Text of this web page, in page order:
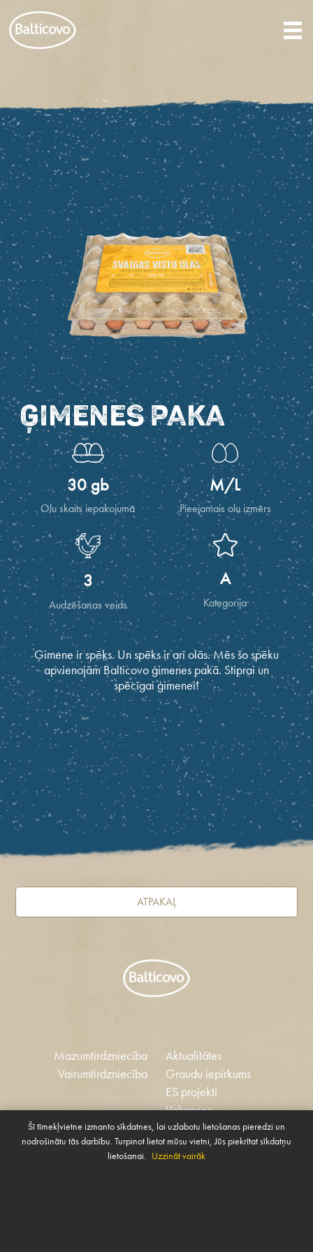
ĢIMENES PAKA
30 gb
Olu skaits iepakojumā
M/L
Pieejamais olu izmērs
3
Audzēšanas veids
A
Kategorija
Ģimene ir spēks. Un spēks ir arī olās. Mēs šo spēku
apvienojām Balticovo ģimenes pakā. Stiprai un
spēcīgai ģimenei!
ATPAKAĻ
Mazumtirdzniecība
Vairumtirdzniecība
Sīkdatnes
Aktualitātes
Graudu iepirkums
ES projekti
Vakances
Ētikas kodekss
Sabiedrības atbalsta
Šī tīmekļvietne izmanto sīkdatnes, lai uzlabotu lietošanas pieredzi un
nodrošinātu tās darbību. Turpinot lietot mūsu vietni, Jūs piekrītat sīkdatņu
lietošanai. Uzzināt vairāk